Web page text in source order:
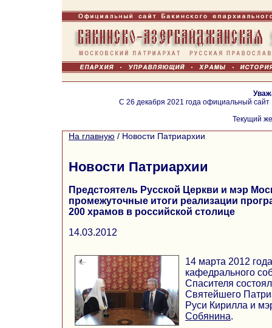
С 26 декабря 2021 года официальный
Текущий
На главную / Новости Патриархии
Новости Патриархии
Предстоятель Русской Церкви и мэр
промежуточные итоги реализации
200 храмов в российской столице
14.03.2012
14 марта 2012
кафедрального
Спасителя
Святейшего
Руси Кирилла и
Собянина.